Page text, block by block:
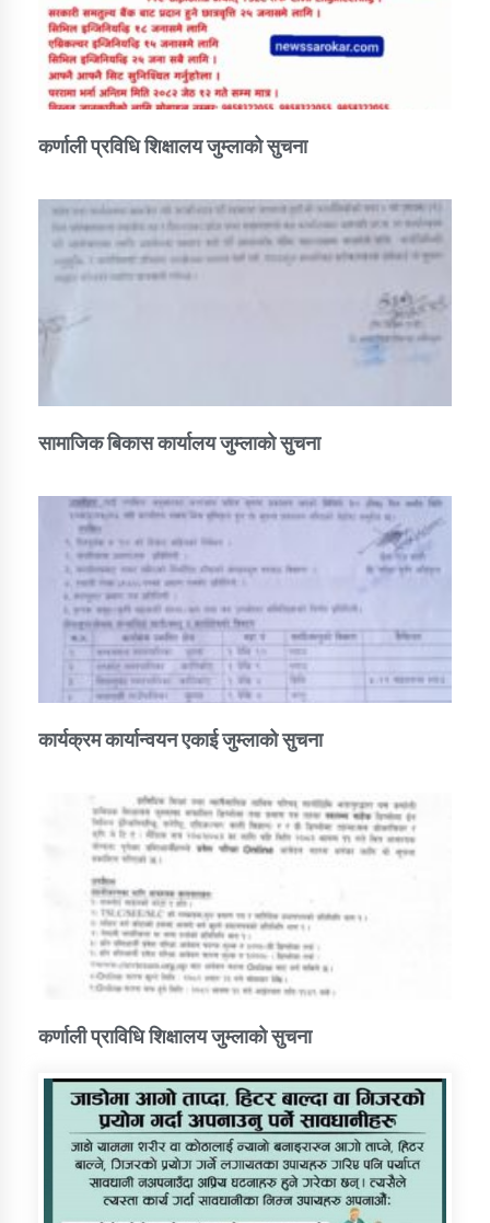
कर्णाली प्रविधि शिक्षालय जुम्लाको सुचना
सामाजिक बिकास कार्यालय जुम्लाकाे सुचना
कार्यक्रम कार्यान्वयन एकाई जुम्लाको सुचना
कर्णाली प्राविधि शिक्षालय जुम्लाको सुचना